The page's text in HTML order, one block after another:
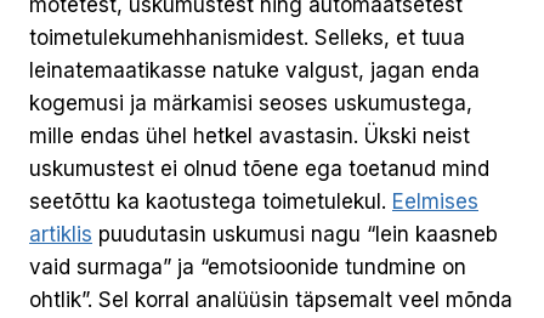
toimetulekumehhanismidest. Selleks, et tuua
leinatemaatikasse natuke valgust, jagan enda
kogemusi ja märkamisi seoses uskumustega,
mille endas ühel hetkel avastasin. Ükski neist
uskumustest ei olnud tõene ega toetanud mind
seetõttu ka kaotustega toimetulekul. Eelmises
artiklis puudutasin uskumusi nagu “lein kaasneb
vaid surmaga” ja “emotsioonide tundmine on
ohtlik”. Sel korral analüüsin täpsemalt veel mõnda